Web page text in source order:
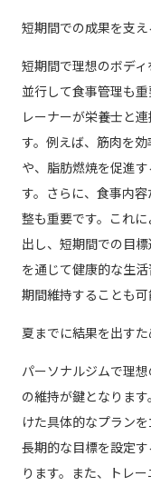
短期間での成果を支
短期間で理想のボデ
並行して食事管理も
レーナーが栄養士と
す。例えば、筋肉を
や、脂肪燃焼を促進
す。さらに、食事内
整も重要です。これ
出し、短期間での目
を通じて健康的な生
期間維持することも可
夏までに結果を出す
パーソナルジムで理
の維持が鍵となりま
けた具体的なプラン
長期的な目標を設定
ります。また、トレ